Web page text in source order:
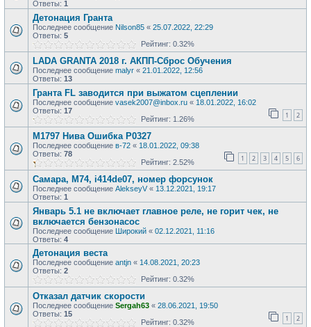
Ответы: 1
Детонация Гранта
Последнее сообщение Nilson85 « 25.07.2022, 22:29
Ответы: 5
Рейтинг: 0.32%
LADA GRANTA 2018 г. АКПП-Сброс Обучения
Последнее сообщение malyr « 21.01.2022, 12:56
Ответы: 13
Гранта FL заводится при выжатом сцеплении
Последнее сообщение vasek2007@inbox.ru « 18.01.2022, 16:02
Ответы: 17 1 2
Рейтинг: 1.26%
М1797 Нива Ошибка P0327
Последнее сообщение в-72 « 18.01.2022, 09:38
Ответы: 78 1 2 3 4 5 6
Рейтинг: 2.52%
Самара, М74, i414de07, номер форсунок
Последнее сообщение AlekseyV« 13.12.2021, 19:17
Ответы: 1
Январь 5.1 не включает главное реле, не горит чек, не
включается бензонасос
Последнее сообщение Широкий « 02.12.2021, 11:16
Ответы: 4
Детонация веста
Последнее сообщение antjn « 14.08.2021, 20:23
Ответы: 2
Рейтинг: 0.32%
Отказал датчик скорости
Последнее сообщение Sergah63 « 28.06.2021, 19:50
Ответы: 15 1 2
Рейтинг: 0.32%